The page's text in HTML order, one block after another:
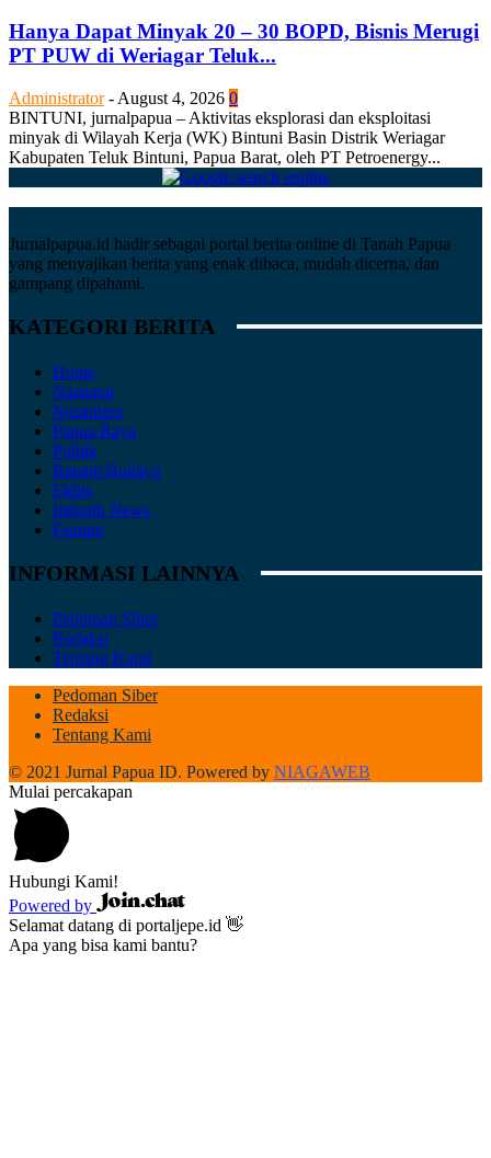
Hanya Dapat Minyak 20 – 30 BOPD, Bisnis Merugi
PT PUW di Weriagar Teluk...
Administrator - August 4, 2026 0
BINTUNI, jurnalpapua – Aktivitas eksplorasi dan eksploitasi
minyak di Wilayah Kerja (WK) Bintuni Basin Distrik Weriagar
Kabupaten Teluk Bintuni, Papua Barat, oleh PT Petroenergy...
Jurnalpapua.id hadir sebagai portal berita online di Tanah Papua
yang menyajikan berita yang enak dibaca, mudah dicerna, dan
gampang dipahami.
KATEGORI BERITA
Home
Nasional
Nusantara
Papua Raya
Politik
Ragam Budaya
Ekbis
Indepth News
Feature
INFORMASI LAINNYA
Pedoman Siber
Redaksi
Tentang Kami
Pedoman Siber
Redaksi
Tentang Kami
© 2021 Jurnal Papua ID. Powered by NIAGAWEB
Mulai percakapan
Hubungi Kami!
Powered by
Selamat datang di portaljepe.id 👋
Apa yang bisa kami bantu?